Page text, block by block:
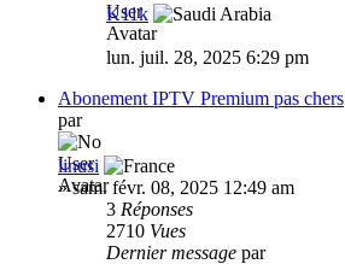
K11k
lun. juil. 28, 2025 6:29 pm
Abonement IPTV Premium pas chers
par
linusi
»sam. févr. 08, 2025 12:49 am
3 Réponses
2710 Vues
Dernier message par